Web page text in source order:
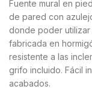
Fuente mural en
de pared con
donde poder utilizar
fabricada en
resistente a las
grifo incluido. Fácil
acabados.